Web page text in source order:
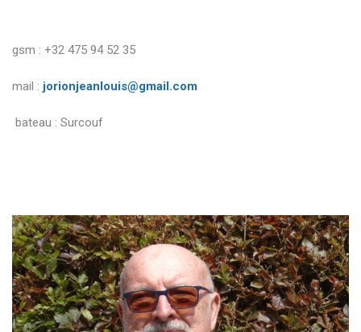
gsm : +32 475 94 52 35
mail : jorionjeanlouis@gmail.com
bateau : Surcouf